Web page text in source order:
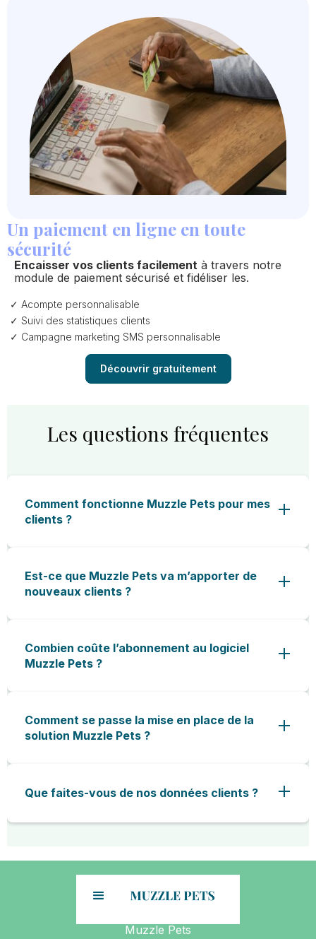
Un paiement en ligne en toute
sécurité
Encaisser vos clients facilement à travers notre
module de paiement sécurisé et fidéliser les.
Acompte personnalisable
Suivi des statistiques clients
Campagne marketing SMS personnalisable
Découvrir gratuitement
Les questions fréquentes
Comment fonctionne Muzzle Pets pour mes
clients ?
Est-ce que Muzzle Pets va m’apporter de
nouveaux clients ?
Combien coûte l’abonnement au logiciel
Muzzle Pets ?
Comment se passe la mise en place de la
solution Muzzle Pets ?
Que faites-vous de nos données clients ?
Muzzle Pets